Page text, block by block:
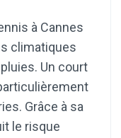
à Cannes
climatiques
Un court
Grâce à sa
le risque